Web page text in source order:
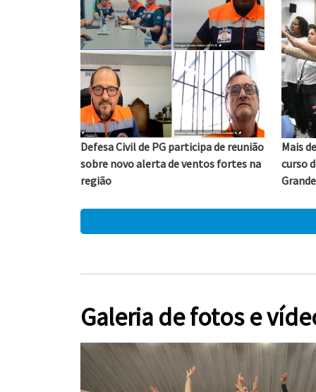
Defesa Civil de PG participa de reunião
sobre novo alerta de ventos fortes na
região
Mais
curso
Grande
Galeria de fotos e